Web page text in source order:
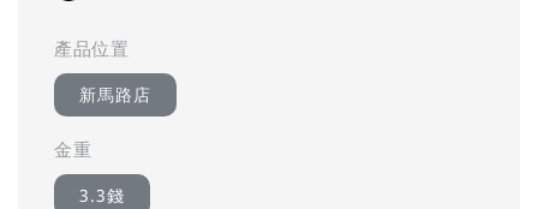
產品位置
新馬路店
金重
3.3錢